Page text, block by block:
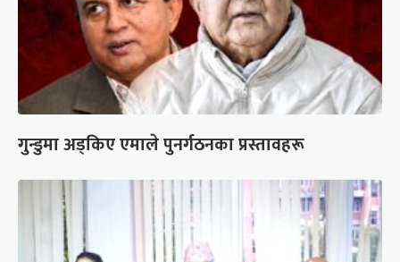
गुन्डुमा अड्किए एमाले पुनर्गठनका प्रस्तावहरू